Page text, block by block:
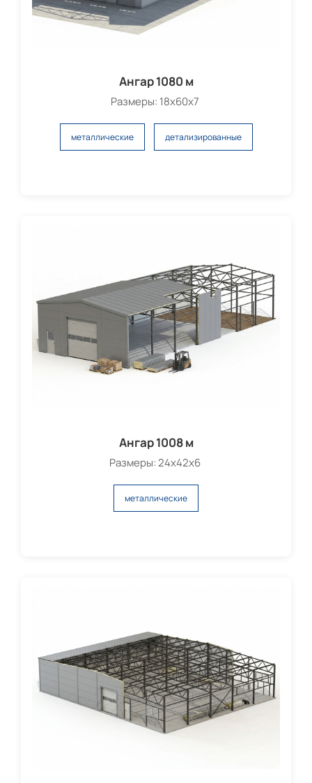
Ангар 1080 м
Размеры: 18х60х7
металлические детализированные
Ангар 1008 м
Размеры: 24х42х6
металлические